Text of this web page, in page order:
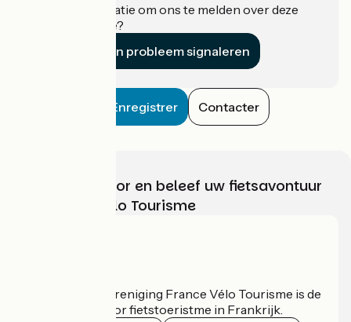
Heeft u informatie om ons te melden over deze
accommodatie?
Een probleem signaleren
Enregistrer Contacter
Kies, bereid voor en beleef uw fietsavontuur
met France Vélo Tourisme
De nationale vereniging France Vélo Tourisme is de
officiële gids voor fietstoeristme in Frankrijk.